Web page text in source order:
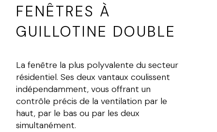
FENÊTRES À
GUILLOTINE DOUBLE
La fenêtre la plus polyvalente du secteur
résidentiel. Ses deux vantaux coulissent
indépendamment, vous offrant un
contrôle précis de la ventilation par le
haut, par le bas ou par les deux
simultanément.